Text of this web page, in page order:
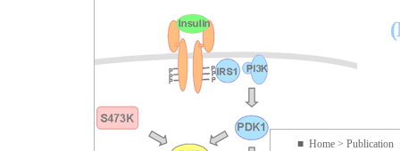
■ Home > Publication